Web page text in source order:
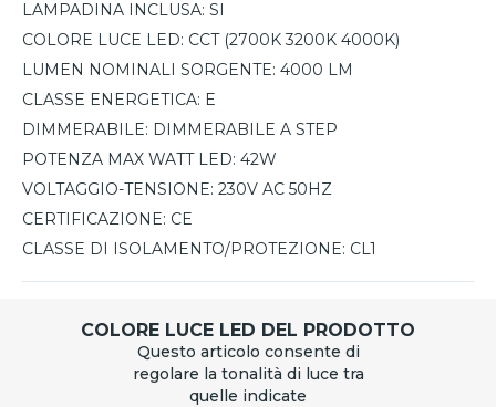
LAMPADINA INCLUSA: SI
COLORE LUCE LED: CCT (2700K 3200K 4000K)
LUMEN NOMINALI SORGENTE: 4000 LM
CLASSE ENERGETICA: E
DIMMERABILE: DIMMERABILE A STEP
POTENZA MAX WATT LED: 42W
VOLTAGGIO-TENSIONE: 230V AC 50HZ
CERTIFICAZIONE: CE
CLASSE DI ISOLAMENTO/PROTEZIONE: CL1
COLORE LUCE LED DEL PRODOTTO
Questo articolo consente di
regolare la tonalità di luce tra
quelle indicate